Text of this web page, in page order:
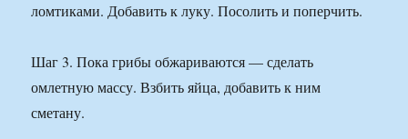
ломтиками. Добавить к луку. Посолить и поперчить.
Шаг 3. Пока грибы обжариваются — сделать
омлетную массу. Взбить яйца, добавить к ним
сметану.